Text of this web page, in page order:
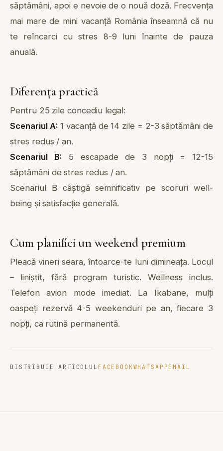
săptămâni, apoi e nevoie de o nouă doză. Frecvența
mai mare de mini vacanță România înseamnă că nu
te reîncarci cu stres 8-9 luni înainte de pauza
anuală.
Diferența practică
Pentru 25 zile concediu legal:
Scenariul A: 1 vacanță de 14 zile = 2-3 săptămâni de
stres redus / an.
Scenariul B: 5 escapade de 3 nopți = 12-15
săptămâni de stres redus / an.
Scenariul B câștigă semnificativ pe scoruri well-
being și satisfacție generală.
Cum planifici un weekend premium
Pleacă vineri seara, întoarce-te luni dimineața. Locul
– liniștit, fără program turistic. Wellness inclus.
Telefon avion mode imediat. La Ikabane, mulți
oaspeți rezervă 4-5 weekenduri pe an, fiecare 3
nopți, ca rutină permanentă.
DISTRIBUIE ARTICOLUL FACEBOOK WHATSAPP EMAIL